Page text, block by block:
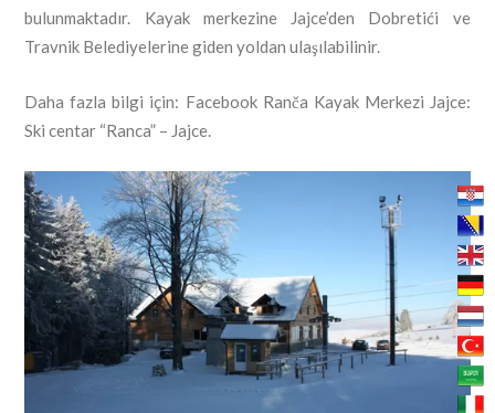
bulunmaktadır. Kayak merkezine Jajce’den Dobretići ve
Travnik Belediyelerine giden yoldan ulaşılabilinir.
Daha fazla bilgi için: Facebook Ranča Kayak Merkezi Jajce:
Ski centar “Ranca” – Jajce.